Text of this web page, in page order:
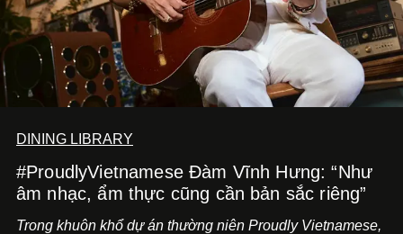
DINING LIBRARY
#ProudlyVietnamese Đàm Vĩnh Hưng: “Như
âm nhạc, ẩm thực cũng cần bản sắc riêng”
Trong khuôn khổ dự án thường niên Proudly Vietnamese,